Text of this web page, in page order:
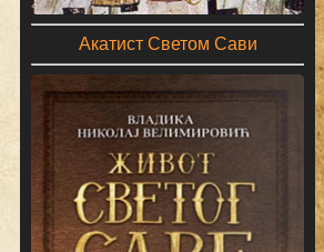
Акатист Светом Сави